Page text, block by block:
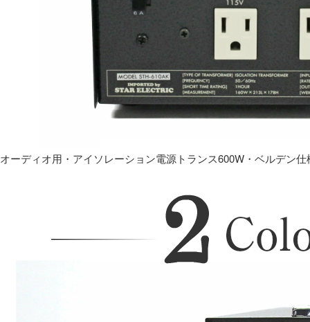
オーディオ用・アイソレーション電源トランス600W・ベルデン仕